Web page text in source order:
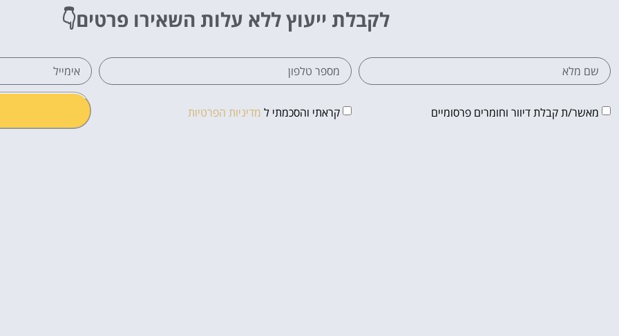
לקבלת ייעוץ ללא עלות השאירו פרטים👇
מאשר/ת קבלת דיוור וחומרים פרסומיים קראתי והסכמתי ל מדיניות הפרטיות